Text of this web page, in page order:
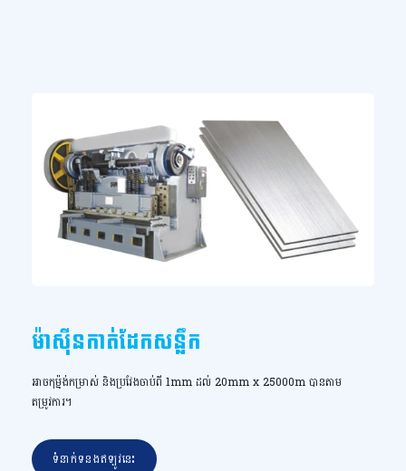
ម៉ាស៊ីនកាត់ដែកសន្លឹក
អាចកុម៉្មង់កម្រាស់ និងប្រវែងចាប់ពី 1mm ដល់ 20mm x 25000m បានតាម
តម្រូវការ។
ទំនាក់ទនងឥឡូវនេះ